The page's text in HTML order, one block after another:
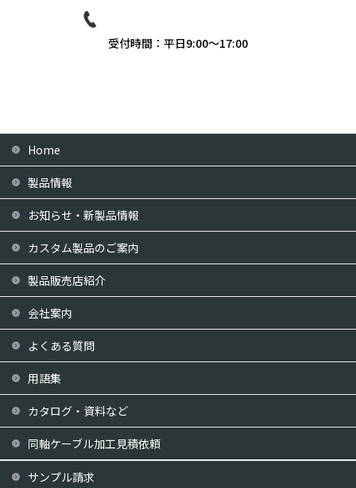
受付時間：平日9:00〜17:00
Home
製品情報
お知らせ・新製品情報
カスタム製品のご案内
製品販売店紹介
会社案内
よくある質問
用語集
カタログ・資料など
同軸ケーブル加工見積依頼
サンプル請求